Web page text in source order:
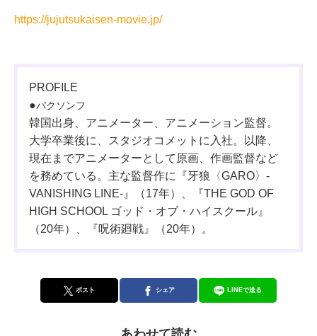
https://jujutsukaisen-movie.jp/
PROFILE
●パクソンフ
韓国出身、アニメーター、アニメーション監督。
大学卒業後に、スタジオコメットに入社。以降、
現在までアニメーターとして原画、作画監督など
を務めている。主な監督作に『牙狼〈GARO〉-
VANISHING LINE-』（17年）、『THE GOD OF
HIGH SCHOOL ゴッド・オブ・ハイスクール』
（20年）、『呪術廻戦』（20年）。
ポスト シェア LINEで送る